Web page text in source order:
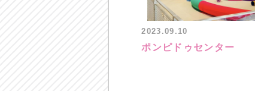
2023.09.10
ポンピドゥセンター